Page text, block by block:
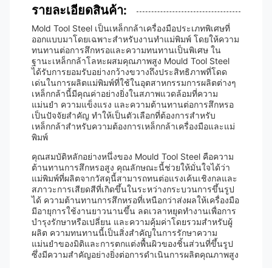
รายละเอียดสินค้า:
Mold Tool Steel เป็นเหล็กกล้าเครื่องมือประเภทพิเศษที่
ออกแบบมาโดยเฉพาะสำหรับงานทำแม่พิมพ์ โดยให้ความ
ทนทานต่อการสึกหรอและความทนทานเป็นพิเศษ ใน
ฐานะเหล็กกล้าโลหะผสมคุณภาพสูง Mould Tool Steel
ได้รับการยอมรับอย่างกว้างขวางถึงประสิทธิภาพที่โดด
เด่นในการผลิตแม่พิมพ์ที่ใช้ในอุตสาหกรรมการผลิตต่างๆ
เหล็กกล้านี้มีคุณค่าอย่างยิ่งในสภาพแวดล้อมที่ความ
แม่นยำ ความแข็งแรง และความต้านทานต่อการสึกหรอ
เป็นปัจจัยสำคัญ ทำให้เป็นตัวเลือกที่ต้องการสำหรับ
เหล็กกล้าสำหรับความต้องการเหล็กกล้าเครื่องมือและแม่
พิมพ์
คุณสมบัติหลักอย่างหนึ่งของ Mould Tool Steel คือความ
ต้านทานการสึกหรอสูง คุณลักษณะนี้ช่วยให้มั่นใจได้ว่า
แม่พิมพ์ที่ผลิตจากวัสดุนี้สามารถทนต่อแรงเค้นเชิงกลและ
สภาวะการเสียดสีที่เกิดขึ้นในระหว่างกระบวนการขึ้นรูป
ได้ ความต้านทานการสึกหรอที่เหนือกว่าส่งผลให้เครื่องมือ
มีอายุการใช้งานยาวนานขึ้น ลดเวลาหยุดทำงานเพื่อการ
บำรุงรักษาหรือเปลี่ยน และความคุ้มค่าโดยรวมสำหรับผู้
ผลิต ความทนทานนี้เป็นสิ่งสำคัญในการรักษาความ
แม่นยำของมิติและการตกแต่งพื้นผิวของชิ้นส่วนที่ขึ้นรูป
ซึ่งมีความสำคัญอย่างยิ่งต่อการดำเนินการผลิตคุณภาพสูง